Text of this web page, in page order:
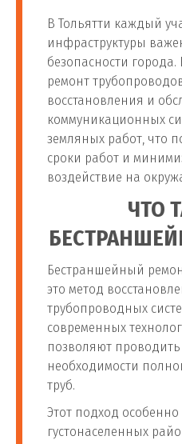
В Тольятти каждый
инфраструктуры
безопасности
ремонт
восстановления и
коммуникационных
земляных работ, что
сроки работ и
воздействие на
ЧТО
Бестраншейный
это метод
трубопроводных
современных
позволяют
необходимости
труб.
Этот подход особенно
густонаселенных